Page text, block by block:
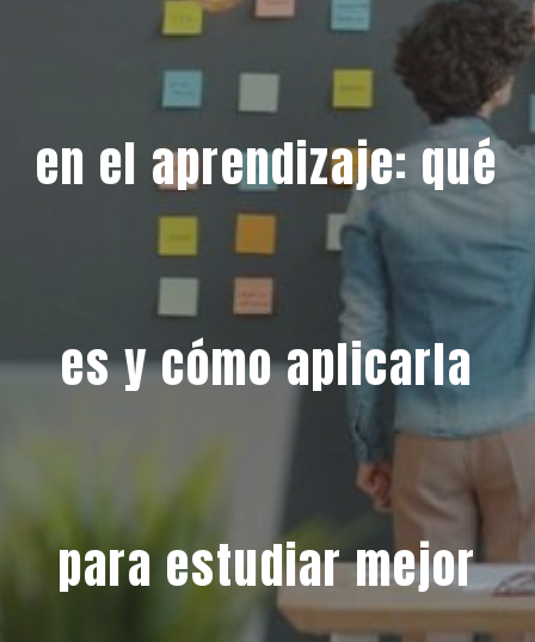
en el aprendizaje: qué
es y cómo aplicarla
para estudiar mejor